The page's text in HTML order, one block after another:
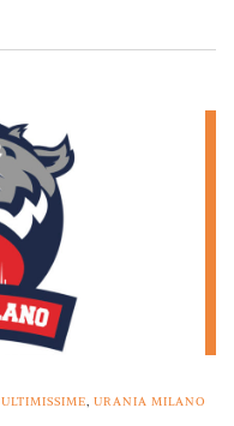
ULTIMISSIME, URANIA MILANO